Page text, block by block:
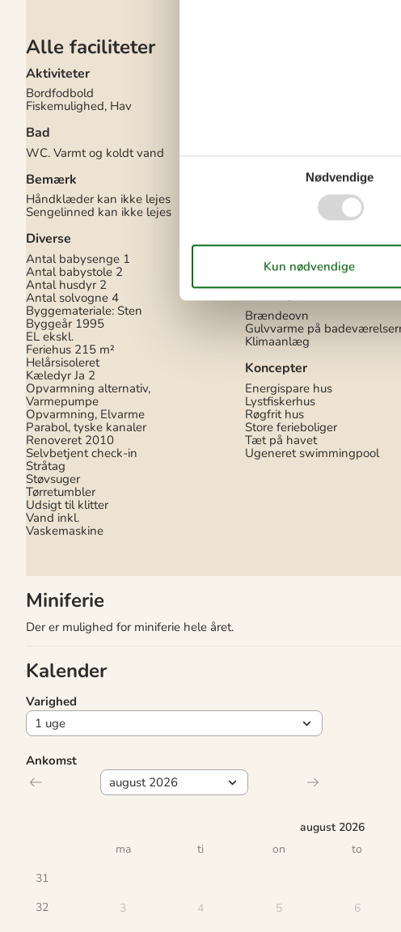
Alle faciliteter
Aktiviteter
Bordfodbold
Fiskemulighed, Hav
Bad
WC. Varmt og koldt vand
Bemærk
Håndklæder kan ikke lejes
Sengelinned kan ikke lejes
Diverse
Antal babysenge 1
Antal babystole 2
Antal husdyr 2
Antal solvogne 4
Byggemateriale: Sten
Byggeår 1995
EL ekskl.
Feriehus 215 m²
Helårsisoleret
Kæledyr Ja 2
Opvarmning alternativ,
Varmepumpe
Opvarmning, Elvarme
Parabol, tyske kanaler
Renoveret 2010
Selvbetjent check-in
Stråtag
Støvsuger
Tørretumbler
Udsigt til klitter
Vand inkl.
Vaskemaskine
Internet (trådløst)
I nærheden
Afs. til nærmeste vand/
Afstand til indkøb 200 m
Nærmeste restaurant
Indendørs
Brændeovn
Gulvvarme på
Klimaanlæg
Koncepter
Energispare hus
Lystfiskerhus
Røgfrit hus
Store ferieboliger
Tæt på havet
Ugeneret swimmingpool
Miniferie
Der er mulighed for miniferie hele året.
Kalender
Ankomst
august 2026
ma
ti on to
31
32
3 4 5 6
Varighed
Nødvendige